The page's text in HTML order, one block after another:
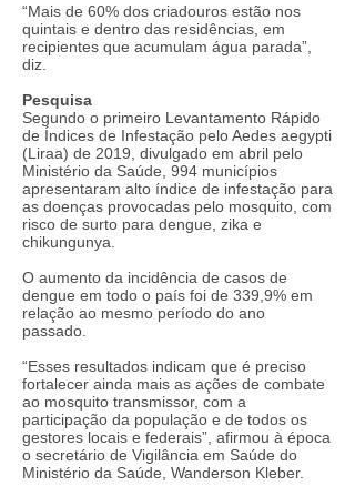
“Mais de 60% dos criadouros estão nos
quintais e dentro das residências, em
recipientes que acumulam água parada”,
diz.
Pesquisa
Segundo o primeiro Levantamento Rápido
de Índices de Infestação pelo Aedes aegypti
(Liraa) de 2019, divulgado em abril pelo
Ministério da Saúde, 994 municípios
apresentaram alto índice de infestação para
as doenças provocadas pelo mosquito, com
risco de surto para dengue, zika e
chikungunya.
O aumento da incidência de casos de
dengue em todo o país foi de 339,9% em
relação ao mesmo período do ano
passado.
“Esses resultados indicam que é preciso
fortalecer ainda mais as ações de combate
ao mosquito transmissor, com a
participação da população e de todos os
gestores locais e federais”, afirmou à época
o secretário de Vigilância em Saúde do
Ministério da Saúde, Wanderson Kleber.